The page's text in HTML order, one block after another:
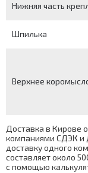
Нижняя часть
Шпилька
Верхнее
Доставка в Кирове
компаниями СДЭК и
доставку одного
составляет около
с помощью